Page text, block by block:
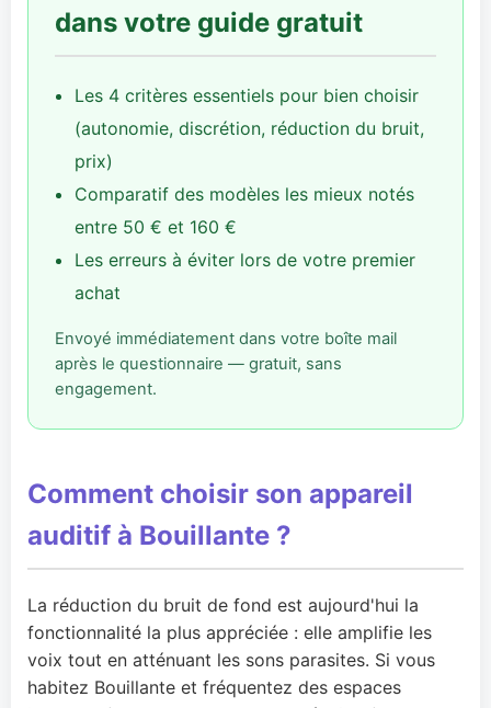
dans votre guide gratuit
Les 4 critères essentiels pour bien choisir
(autonomie, discrétion, réduction du bruit,
prix)
Comparatif des modèles les mieux notés
entre 50 € et 160 €
Les erreurs à éviter lors de votre premier
achat
Envoyé immédiatement dans votre boîte mail
après le questionnaire — gratuit, sans
engagement.
Comment choisir son appareil
auditif à Bouillante ?
La réduction du bruit de fond est aujourd'hui la
fonctionnalité la plus appréciée : elle amplifie les
voix tout en atténuant les sons parasites. Si vous
habitez Bouillante et fréquentez des espaces